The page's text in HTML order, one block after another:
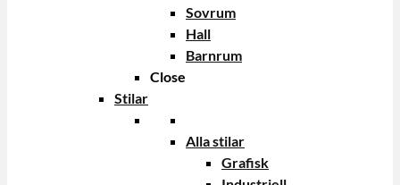
Sovrum
Hall
Barnrum
Close
Stilar
Alla stilar
Grafisk